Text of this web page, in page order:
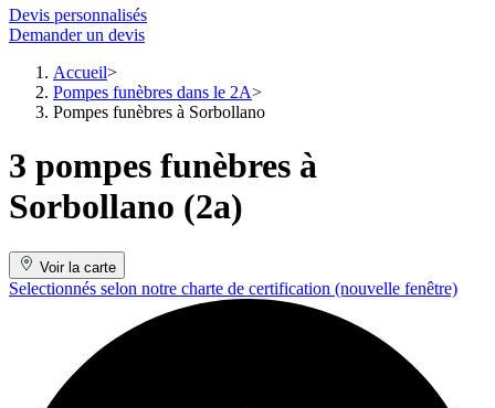
Devis personnalisés
Demander un devis
Accueil
Pompes funèbres dans le 2A
Pompes funèbres à Sorbollano
3 pompes funèbres à
Sorbollano (2a)
Voir la carte
Selectionnés selon notre charte de certification (nouvelle fenêtre)